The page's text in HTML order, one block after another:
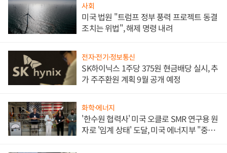
사회
미국 법원 "트럼프 정부 풍력 프로젝트 동결
조치는 위법", 해제 명령 내려
전자·전기·정보통신
SK하이닉스 1주당 375원 현금배당 실시, 추
가 주주환원 계획 9월 공개 예정
화학·에너지
'한수원 협력사' 미국 오클로 SMR 연구용 원
자로 '임계 상태' 도달, 미국 에너지부 "중요